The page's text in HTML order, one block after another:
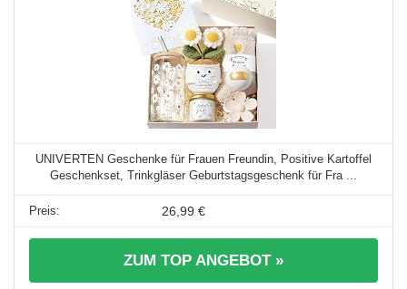
UNIVERTEN Geschenke für Frauen Freundin, Positive Kartoffel
Geschenkset, Trinkgläser Geburtstagsgeschenk für Fra ...
26,99 €
ZUM TOP ANGEBOT »